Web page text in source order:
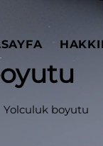
Yolculuk boyutu